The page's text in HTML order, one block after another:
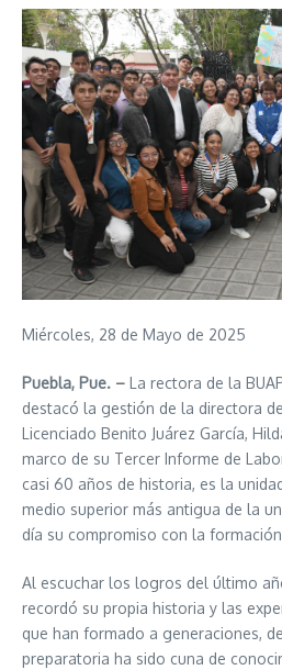
Miércoles, 28 de Mayo de 2025
Puebla, Pue. – La rectora de la
destacó la gestión de la directora
Licenciado Benito Juárez García,
marco de su Tercer Informe de
casi 60 años de historia, es la
medio superior más antigua de la
día su compromiso con la
Al escuchar los logros del último
recordó su propia historia y las
que han formado a generaciones,
preparatoria ha sido cuna de